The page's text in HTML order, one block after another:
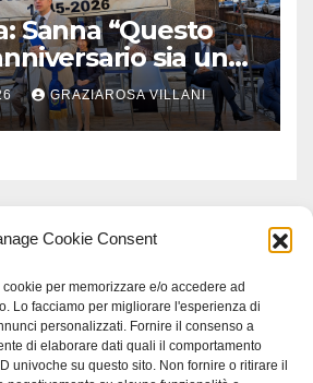
Cookie Consent
per memorizzare e/o accedere ad
Lo facciamo per migliorare l'esperienza di
personalizzati. Fornire il consenso a
di elaborare dati quali il comportamento
univoche su questo sito. Non fornire o ritirare il
Sanna “Questo
sia un
tutti”
GRAZIAROSA VILLANI